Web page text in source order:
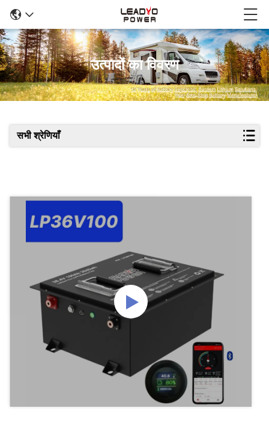
उत्पादों का विवरण
सभी श्रेणियाँ